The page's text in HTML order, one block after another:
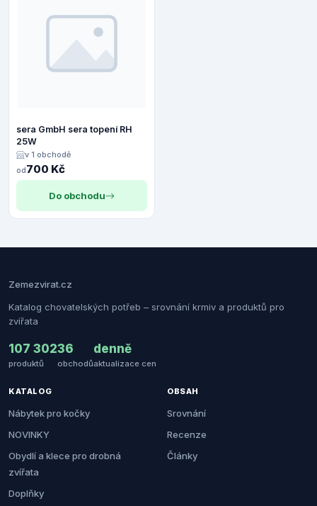
sera GmbH sera topení RH
25W
v 1 obchodě
od700 Kč
Do obchodu
Zemezvirat.cz
Katalog chovatelských potřeb – srovnání krmiv a produktů pro
zvířata
107 302
produktů
36
obchodů
denně
aktualizace cen
KATALOG
Nábytek pro kočky
NOVINKY
Obydlí a klece pro drobná
zvířata
Doplňky
OBSAH
Srovnání
Recenze
Články